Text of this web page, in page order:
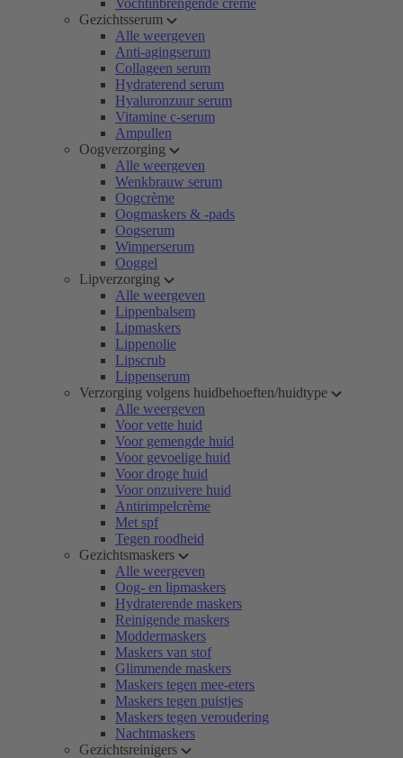
Vochtinbrengende crème
Gezichtsserum
Alle weergeven
Anti-agingserum
Collageen serum
Hydraterend serum
Hyaluronzuur serum
Vitamine c-serum
Ampullen
Oogverzorging
Alle weergeven
Wenkbrauw serum
Oogcrème
Oogmaskers & -pads
Oogserum
Wimperserum
Ooggel
Lipverzorging
Alle weergeven
Lippenbalsem
Lipmaskers
Lippenolie
Lipscrub
Lippenserum
Verzorging volgens huidbehoeften/huidtype
Alle weergeven
Voor vette huid
Voor gemengde huid
Voor gevoelige huid
Voor droge huid
Voor onzuivere huid
Antirimpelcrème
Met spf
Tegen roodheid
Gezichtsmaskers
Alle weergeven
Oog- en lipmaskers
Hydraterende maskers
Reinigende maskers
Moddermaskers
Maskers van stof
Glimmende maskers
Maskers tegen mee-eters
Maskers tegen puistjes
Maskers tegen veroudering
Nachtmaskers
Gezichtsreinigers